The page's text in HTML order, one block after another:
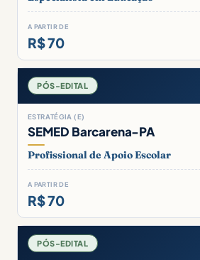
A PARTIR DE
R$ 70
PÓS-EDITAL
ESTRATÉGIA (E)
SEMED Barcarena-PA
Profissional de Apoio Escolar
A PARTIR DE
R$ 70
PÓS-EDITAL